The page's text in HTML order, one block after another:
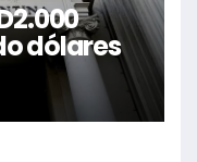
dólares